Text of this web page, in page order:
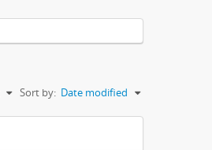
Sort by: Date modified